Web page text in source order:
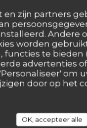
en zijn partners
Andere
worden
functies te bieden
advertenties
om
door op het
OK, accepteer alle
une soirée au P'tit
main. L'accueil est
de la réservation
reprises). Il faut
proposées. Mais c'est
Service: 4/5 Atmosfeer:
Service:5/5 Atmosfeer: